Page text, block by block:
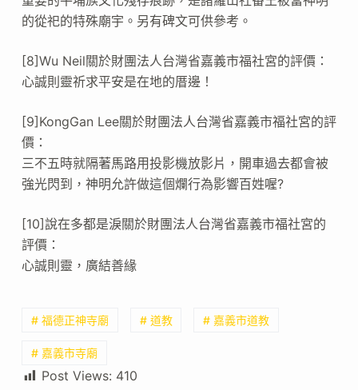
的從祀的特殊廟宇。另有碑文可供參考。
[8]Wu Neil關於財團法人台灣省嘉義市福社宮的評價：
心誠則靈祈求平安是在地的厝邊！
[9]KongGan Lee關於財團法人台灣省嘉義市福社宮的評
價：
三不五時就隔著馬路用投影機放影片，開車過去都會被
強光閃到，神明允許做這個爛行為影響百姓喔?
[10]說在多都是淚關於財團法人台灣省嘉義市福社宮的
評價：
心誠則靈，廣結善緣
# 福德正神寺廟 # 道教 # 嘉義市道教
# 嘉義市寺廟
Post Views: 410